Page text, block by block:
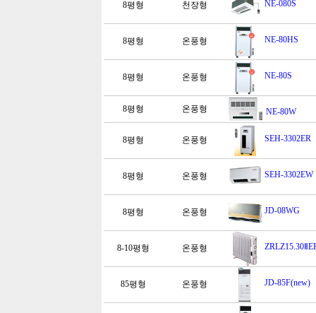
8평형 천장형 NE-080S
8평형 온풍형 NE-80HS
8평형 온풍형 NE-80S
8평형 온풍형 NE-80W
8평형 온풍형 SEH-3302ER
8평형 온풍형 SEH-3302EW
8평형 온풍형 JD-08WG
8-10평형 온풍형
85평형 온풍형 JD-85F(new)